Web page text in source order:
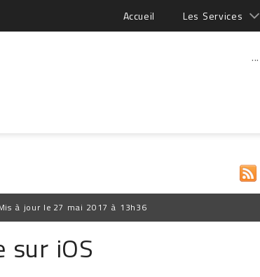
Accueil Les Services
...
à jour le 27 mai 2017 à 13h36
iOS